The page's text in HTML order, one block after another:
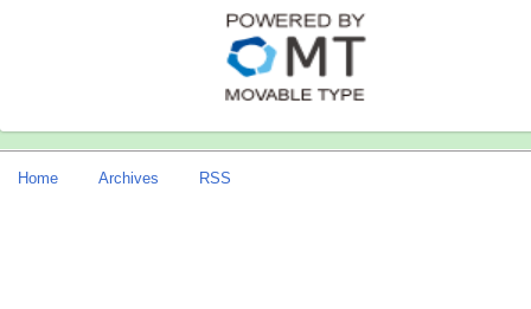
Home Archives RSS